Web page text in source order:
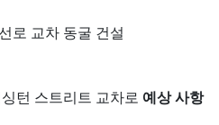
로 교차 동굴 건설
턴 스트리트 교차로 예상 사항